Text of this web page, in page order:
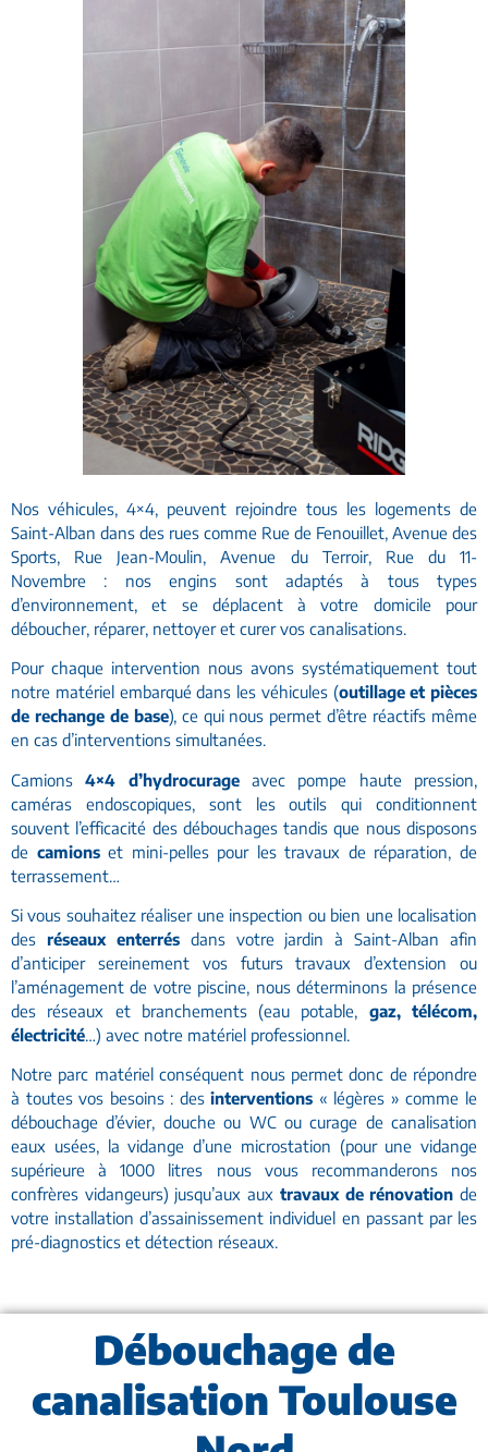
Nos véhicules, 4×4, peuvent rejoindre tous les logements de
Saint-Alban dans des rues comme Rue de Fenouillet, Avenue des
Sports, Rue Jean-Moulin, Avenue du Terroir, Rue du 11-
Novembre : nos engins sont adaptés à tous types
d’environnement, et se déplacent à votre domicile pour
déboucher, réparer, nettoyer et curer vos canalisations.
Pour chaque intervention nous avons systématiquement tout
notre matériel embarqué dans les véhicules (outillage et pièces
de rechange de base), ce qui nous permet d’être réactifs même
en cas d’interventions simultanées.
Camions4×4 d’hydrocurageavec pompe haute pression,
caméras endoscopiques, sont les outils qui conditionnent
souvent l’efficacité des débouchages tandis que nous disposons
de camionset mini-pelles pour les travaux de réparation, de
terrassement…
Si vous souhaitez réaliser une inspection ou bien une localisation
des réseaux enterrésdans votre jardin à Saint-Alban afin
d’anticiper sereinement vos futurs travaux d’extension ou
l’aménagement de votre piscine, nous déterminons la présence
des réseaux et branchements (eau potable, gaz, télécom,
électricité…) avec notre matériel professionnel.
Notre parc matériel conséquent nous permet donc de répondre
à toutes vos besoins : desinterventions « légères » comme le
débouchage d’évier, douche ou WC ou curage de canalisation
eaux usées, la vidange d’une microstation (pour une vidange
supérieure à 1000 litres nous vous recommanderons nos
confrères vidangeurs) jusqu’aux aux travaux de rénovation de
votre installation d’assainissement individuel en passant par les
pré-diagnostics et détection réseaux.
Débouchage de
canalisation Toulouse